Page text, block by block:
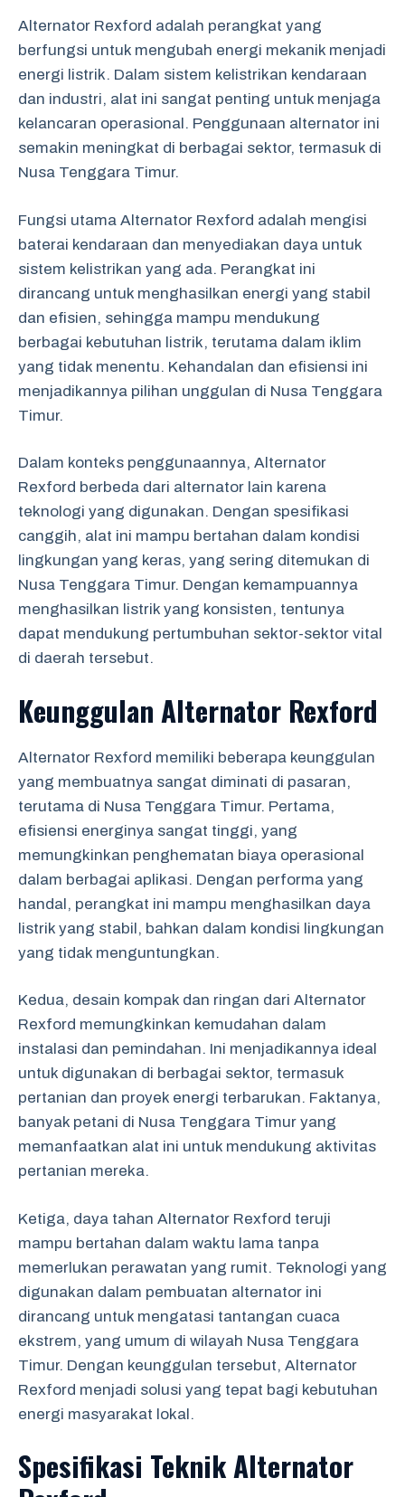
Alternator Rexford adalah perangkat yang
berfungsi untuk mengubah energi mekanik menjadi
energi listrik. Dalam sistem kelistrikan kendaraan
dan industri, alat ini sangat penting untuk menjaga
kelancaran operasional. Penggunaan alternator ini
semakin meningkat di berbagai sektor, termasuk di
Nusa Tenggara Timur.
Fungsi utama Alternator Rexford adalah mengisi
baterai kendaraan dan menyediakan daya untuk
sistem kelistrikan yang ada. Perangkat ini
dirancang untuk menghasilkan energi yang stabil
dan efisien, sehingga mampu mendukung
berbagai kebutuhan listrik, terutama dalam iklim
yang tidak menentu. Kehandalan dan efisiensi ini
menjadikannya pilihan unggulan di Nusa Tenggara
Timur.
Dalam konteks penggunaannya, Alternator
Rexford berbeda dari alternator lain karena
teknologi yang digunakan. Dengan spesifikasi
canggih, alat ini mampu bertahan dalam kondisi
lingkungan yang keras, yang sering ditemukan di
Nusa Tenggara Timur. Dengan kemampuannya
menghasilkan listrik yang konsisten, tentunya
dapat mendukung pertumbuhan sektor-sektor vital
di daerah tersebut.
Keunggulan Alternator Rexford
Alternator Rexford memiliki beberapa keunggulan
yang membuatnya sangat diminati di pasaran,
terutama di Nusa Tenggara Timur. Pertama,
efisiensi energinya sangat tinggi, yang
memungkinkan penghematan biaya operasional
dalam berbagai aplikasi. Dengan performa yang
handal, perangkat ini mampu menghasilkan daya
listrik yang stabil, bahkan dalam kondisi lingkungan
yang tidak menguntungkan.
Kedua, desain kompak dan ringan dari Alternator
Rexford memungkinkan kemudahan dalam
instalasi dan pemindahan. Ini menjadikannya ideal
untuk digunakan di berbagai sektor, termasuk
pertanian dan proyek energi terbarukan. Faktanya,
banyak petani di Nusa Tenggara Timur yang
memanfaatkan alat ini untuk mendukung aktivitas
pertanian mereka.
Ketiga, daya tahan Alternator Rexford teruji
mampu bertahan dalam waktu lama tanpa
memerlukan perawatan yang rumit. Teknologi yang
digunakan dalam pembuatan alternator ini
dirancang untuk mengatasi tantangan cuaca
ekstrem, yang umum di wilayah Nusa Tenggara
Timur. Dengan keunggulan tersebut, Alternator
Rexford menjadi solusi yang tepat bagi kebutuhan
energi masyarakat lokal.
Spesifikasi Teknik Alternator